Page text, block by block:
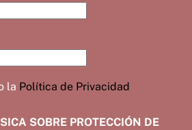
la Política de Privacidad
SOBRE PROTECCIÓN DE